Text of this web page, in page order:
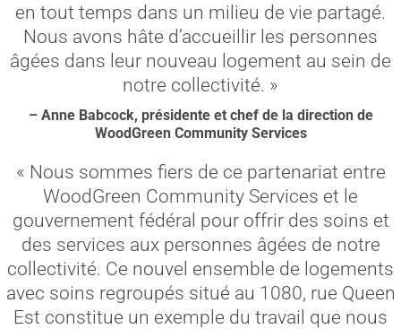
en tout temps dans un milieu de vie partagé.
Nous avons hâte d’accueillir les personnes
âgées dans leur nouveau logement au sein de
notre collectivité. »
– Anne Babcock, présidente et chef de la direction de
WoodGreen Community Services
« Nous sommes fiers de ce partenariat entre
WoodGreen Community Services et le
gouvernement fédéral pour offrir des soins et
des services aux personnes âgées de notre
collectivité. Ce nouvel ensemble de logements
avec soins regroupés situé au 1080, rue Queen
Est constitue un exemple du travail que nous